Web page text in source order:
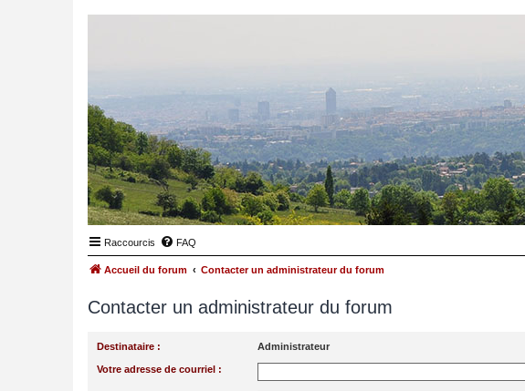
Raccourcis FAQ
Accueil du forum Contacter un administrateur du forum
Contacter un administrateur du forum
Destinataire : Administrateur
Votre adresse de courriel :